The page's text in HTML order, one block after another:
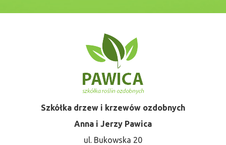
Szkółka drzew i krzewów ozdobnych
Anna i Jerzy Pawica
ul. Bukowska 20